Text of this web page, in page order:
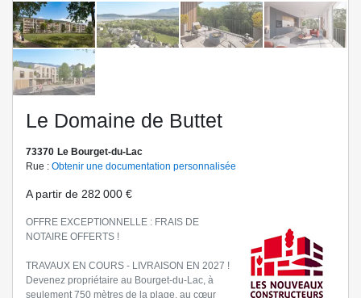
Le Domaine de Buttet
73370 Le Bourget-du-Lac
Rue : Obtenir une documentation personnalisée
A partir de 282 000 €
OFFRE EXCEPTIONNELLE : FRAIS DE
NOTAIRE OFFERTS !
TRAVAUX EN COURS - LIVRAISON EN 2027 !
Devenez propriétaire au Bourget-du-Lac, à
seulement 750 mètres de la plage, au cœur